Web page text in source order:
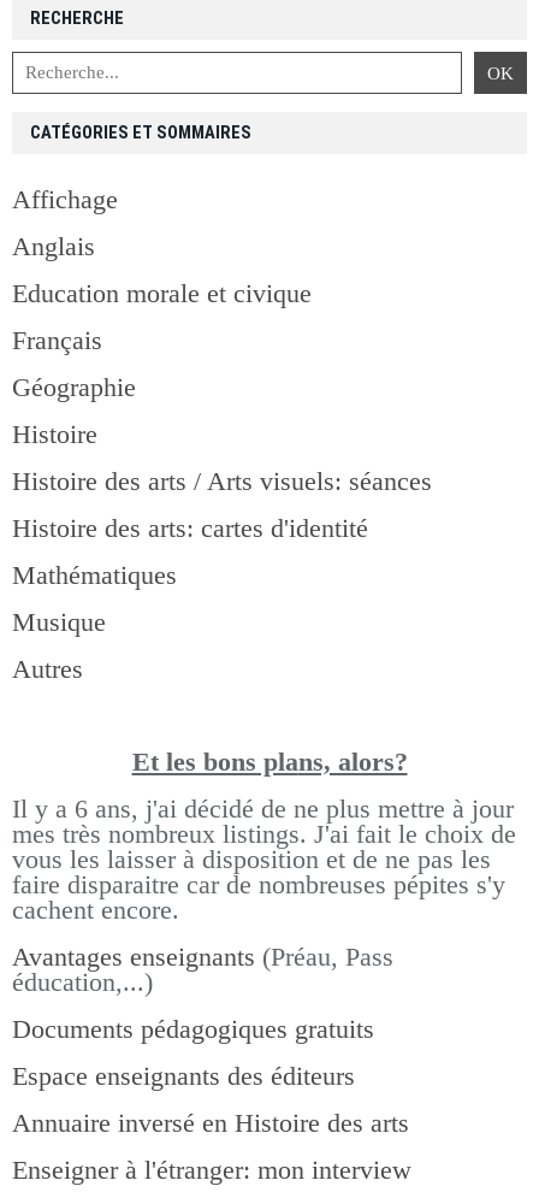
RECHERCHE
CATÉGORIES ET SOMMAIRES
Affichage
Anglais
Education morale et civique
Français
Géographie
Histoire
Histoire des arts / Arts visuels: séances
Histoire des arts: cartes d'identité
Mathématiques
Musique
Autres
Et les bons plans, alors?
Il y a 6 ans, j'ai décidé de ne plus mettre à jour
mes très nombreux listings. J'ai fait le choix de
vous les laisser à disposition et de ne pas les
faire disparaitre car de nombreuses pépites s'y
cachent encore.
Avantages enseignants (Préau, Pass
éducation,...)
Documents pédagogiques gratuits
Espace enseignants des éditeurs
Annuaire inversé en Histoire des arts
Enseigner à l'étranger: mon interview